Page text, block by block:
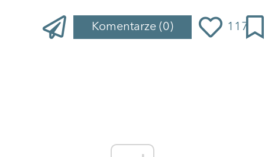
Komentarze (0) 117